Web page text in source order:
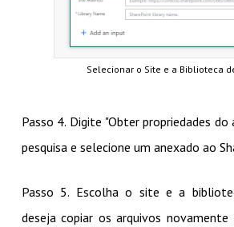
Selecionar o Site e a Biblioteca
Passo 4. Digite "Obter propriedades do
pesquisa e selecione um anexado ao
Passo 5. Escolha o site e a
deseja copiar os arquivos novamente